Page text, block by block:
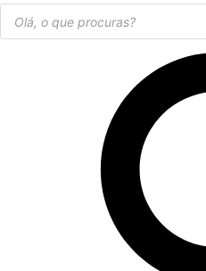
Products
search